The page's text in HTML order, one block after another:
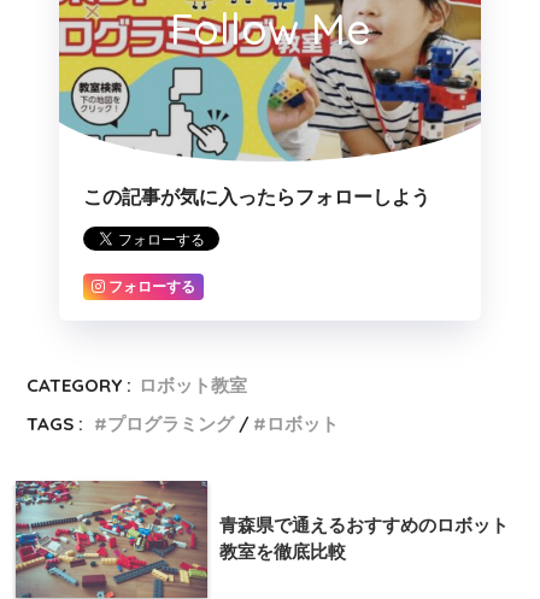
Follow Me
この記事が気に入ったらフォローしよう
フォローする
CATEGORY : ロボット教室
TAGS :
プログラミング ロボット
青森県で通えるおすすめのロボット
教室を徹底比較